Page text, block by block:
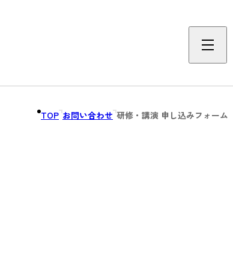
TOP お問い合わせ 研修・講演 申し込みフォーム